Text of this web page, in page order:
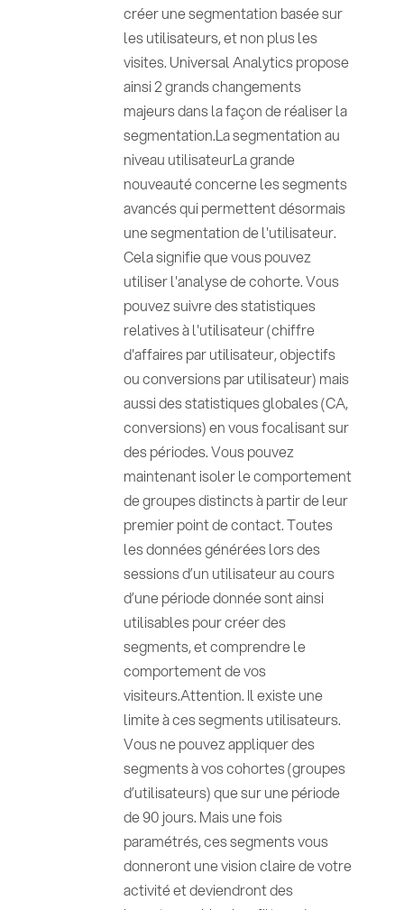
créer une segmentation basée sur
les utilisateurs, et non plus les
visites. Universal Analytics propose
ainsi 2 grands changements
majeurs dans la façon de réaliser la
segmentation.La segmentation au
niveau utilisateurLa grande
nouveauté concerne les segments
avancés qui permettent désormais
une segmentation de l'utilisateur.
Cela signifie que vous pouvez
utiliser l'analyse de cohorte. Vous
pouvez suivre des statistiques
relatives à l'utilisateur (chiffre
d'affaires par utilisateur, objectifs
ou conversions par utilisateur) mais
aussi des statistiques globales (CA,
conversions) en vous focalisant sur
des périodes. Vous pouvez
maintenant isoler le comportement
de groupes distincts à partir de leur
premier point de contact. Toutes
les données générées lors des
sessions d’un utilisateur au cours
d’une période donnée sont ainsi
utilisables pour créer des
segments, et comprendre le
comportement de vos
visiteurs.Attention. Il existe une
limite à ces segments utilisateurs.
Vous ne pouvez appliquer des
segments à vos cohortes (groupes
d’utilisateurs) que sur une période
de 90 jours. Mais une fois
paramétrés, ces segments vous
donneront une vision claire de votre
activité et deviendront des